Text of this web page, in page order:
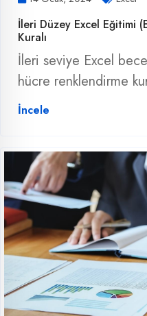
İleri Düzey Excel Eğitimi
Kuralı
İleri seviye Excel
hücre renklendirme
İncele